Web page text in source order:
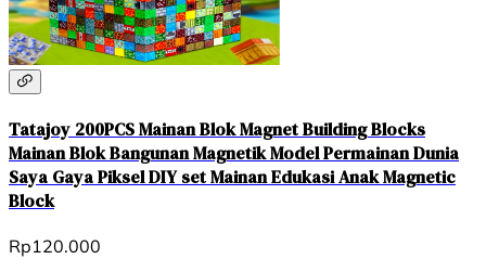
Tatajoy 200PCS Mainan Blok Magnet Building Blocks
Mainan Blok Bangunan Magnetik Model Permainan Dunia
Saya Gaya Piksel DIY set Mainan Edukasi Anak Magnetic
Block
Rp120.000